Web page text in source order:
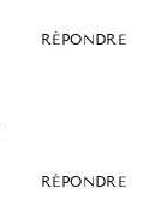
RÉPONDRE
RÉPONDRE